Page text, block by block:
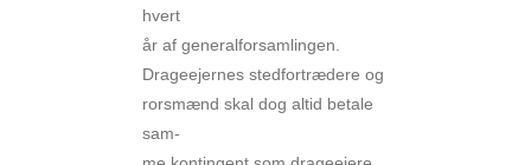
hvert
år af generalforsamlingen.
Drageejernes stedfortrædere og
rorsmænd skal dog altid betale
sam-